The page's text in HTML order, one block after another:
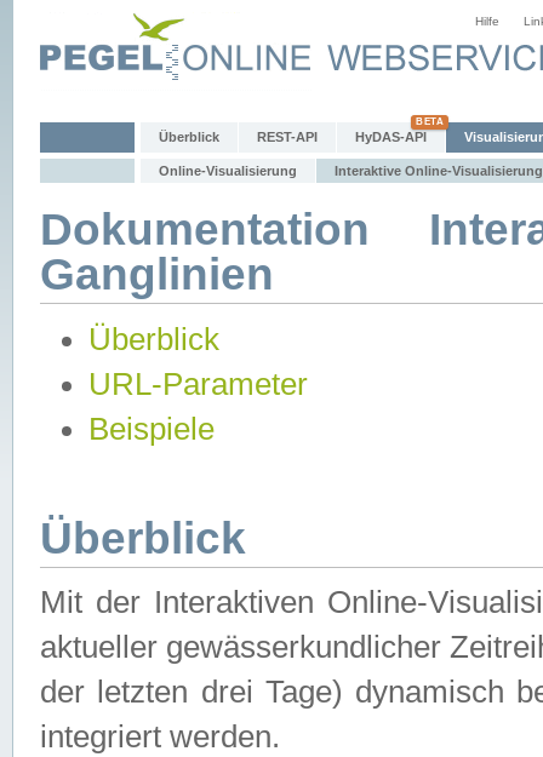
Hilfe
Überblick REST-API HyDAS-API
Online-Visualisierung Interaktive Online-Visualisierung
Dokumentation
Ganglinien
Überblick
URL-Parameter
Beispiele
Überblick
Mit der Interaktiven Online-
aktueller gewässerkundlicher
der letzten drei Tage) dynamisch
integriert werden.